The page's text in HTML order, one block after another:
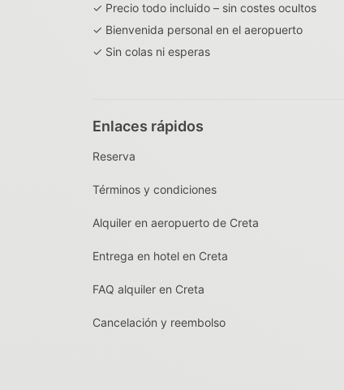
✓ Precio todo incluido – sin costes ocultos
✓ Bienvenida personal en el aeropuerto
✓ Sin colas ni esperas
Enlaces rápidos
Reserva
Términos y condiciones
Alquiler en aeropuerto de Creta
Entrega en hotel en Creta
FAQ alquiler en Creta
Cancelación y reembolso